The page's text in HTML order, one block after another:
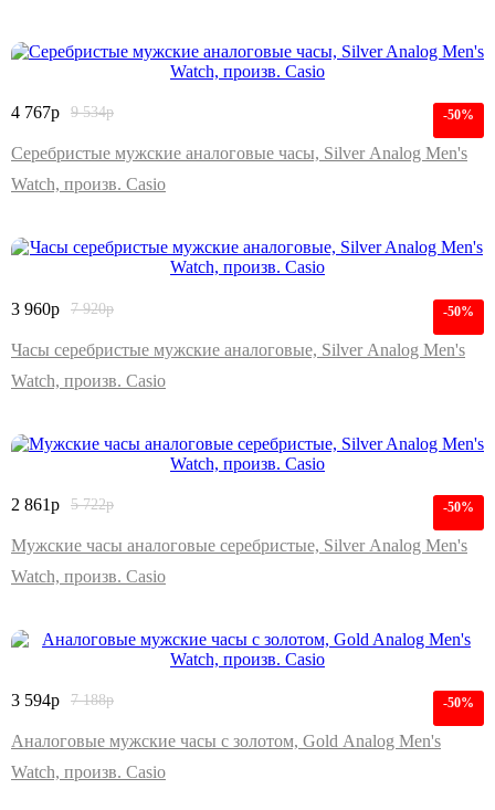
-50%
4 767р 9 534р
Серебристые мужские аналоговые часы, Silver Analog Men's
Watch, произв. Casio
-50%
3 960р 7 920р
Часы серебристые мужские аналоговые, Silver Analog Men's
Watch, произв. Casio
-50%
2 861р 5 722р
Мужские часы аналоговые серебристые, Silver Analog Men's
Watch, произв. Casio
-50%
3 594р 7 188р
Аналоговые мужские часы с золотом, Gold Analog Men's
Watch, произв. Casio